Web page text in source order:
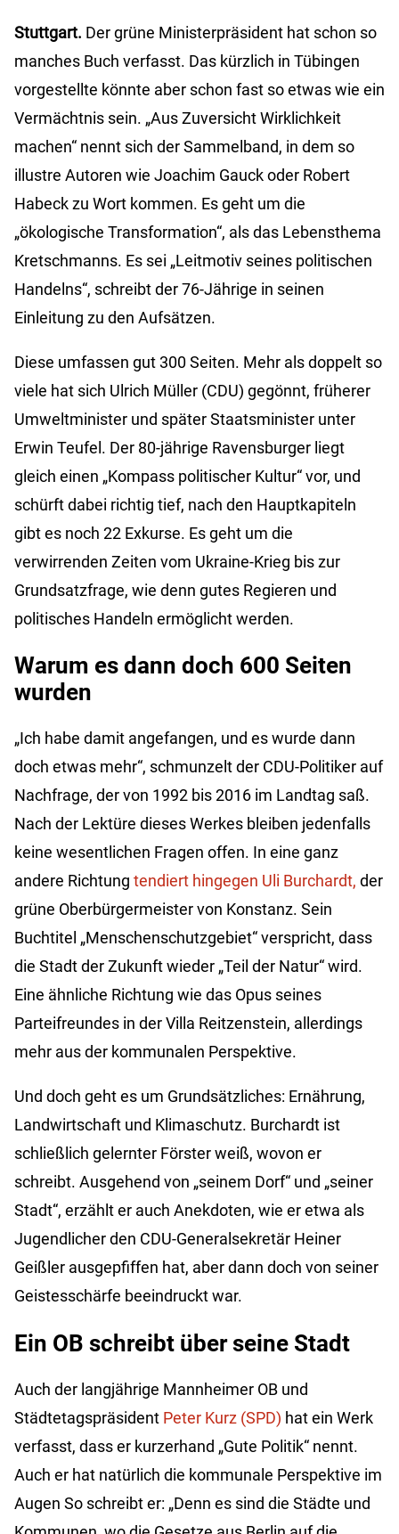
Stuttgart. Der grüne Ministerpräsident hat schon so
manches Buch verfasst. Das kürzlich in Tübingen
vorgestellte könnte aber schon fast so etwas wie ein
Vermächtnis sein. „Aus Zuversicht Wirklichkeit
machen“ nennt sich der Sammelband, in dem so
illustre Autoren wie Joachim Gauck oder Robert
Habeck zu Wort kommen. Es geht um die
„ökologische Transformation“, als das Lebensthema
Kretschmanns. Es sei „Leitmotiv seines politischen
Handelns“, schreibt der 76-Jährige in seinen
Einleitung zu den Aufsätzen.
Diese umfassen gut 300 Seiten. Mehr als doppelt so
viele hat sich Ulrich Müller (CDU) gegönnt, früherer
Umweltminister und später Staatsminister unter
Erwin Teufel. Der 80-jährige Ravensburger liegt
gleich einen „Kompass politischer Kultur“ vor, und
schürft dabei richtig tief, nach den Hauptkapiteln
gibt es noch 22 Exkurse. Es geht um die
verwirrenden Zeiten vom Ukraine-Krieg bis zur
Grundsatzfrage, wie denn gutes Regieren und
politisches Handeln ermöglicht werden.
Warum es dann doch 600 Seiten
wurden
„Ich habe damit angefangen, und es wurde dann
doch etwas mehr“, schmunzelt der CDU-Politiker auf
Nachfrage, der von 1992 bis 2016 im Landtag saß.
Nach der Lektüre dieses Werkes bleiben jedenfalls
keine wesentlichen Fragen offen. In eine ganz
andere Richtung tendiert hingegen Uli Burchardt, der
grüne Oberbürgermeister von Konstanz. Sein
Buchtitel „Menschenschutzgebiet“ verspricht, dass
die Stadt der Zukunft wieder „Teil der Natur“ wird.
Eine ähnliche Richtung wie das Opus seines
Parteifreundes in der Villa Reitzenstein, allerdings
mehr aus der kommunalen Perspektive.
Und doch geht es um Grundsätzliches: Ernährung,
Landwirtschaft und Klimaschutz. Burchardt ist
schließlich gelernter Förster weiß, wovon er
schreibt. Ausgehend von „seinem Dorf“ und „seiner
Stadt“, erzählt er auch Anekdoten, wie er etwa als
Jugendlicher den CDU-Generalsekretär Heiner
Geißler ausgepfiffen hat, aber dann doch von seiner
Geistesschärfe beeindruckt war.
Ein OB schreibt über seine Stadt
Auch der langjährige Mannheimer OB und
Städtetagspräsident Peter Kurz (SPD) hat ein Werk
verfasst, dass er kurzerhand „Gute Politik“ nennt.
Auch er hat natürlich die kommunale Perspektive im
Augen So schreibt er: „Denn es sind die Städte und